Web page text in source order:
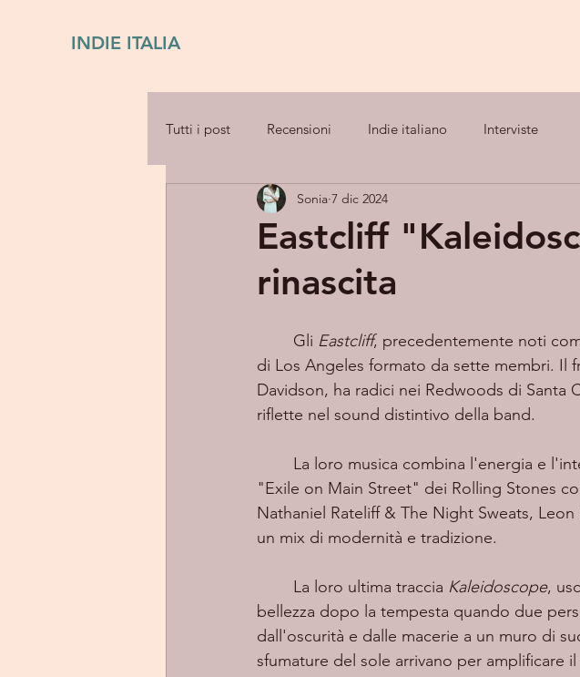
INDIE ITALIA
Tutti i post Recensioni Indie italiano Interviste
Eastcliff
rinascita
Sonia 7 dic 2024
	Gli
Eastcliff, precedentemente noti
di Los Angeles formato da sette membri.
Davidson, ha radici nei Redwoods di Santa
riflette nel sound distintivo della band.
"Exile on Main Street" dei Rolling Stones
Nathaniel Rateliff & The Night Sweats,
un mix di modernità e tradizione.
	La loro ultima traccia
Kaleidoscope,
bellezza dopo la tempesta quando due
dall'oscurità e dalle macerie a un muro di
sfumature del sole arrivano per amplificare